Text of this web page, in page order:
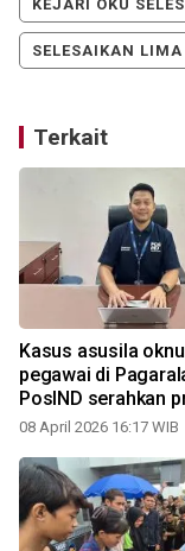
KEJARI OKU
SELESAIKAN LIMA
Terkait
Kasus asusila
pegawai di
PosIND serahkan
hukum ke aparat
08 April 2026 16:17 WIB